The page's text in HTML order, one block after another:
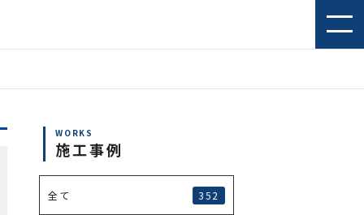
WORKS
施工事例
全て 352